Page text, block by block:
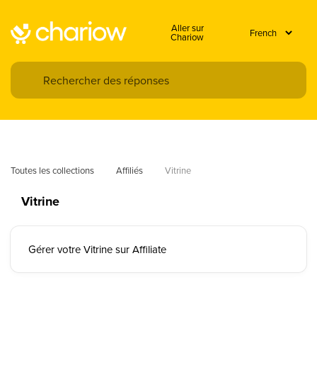
Aller sur
Chariow
Toutes les collections Affiliés Vitrine
Vitrine
Gérer votre Vitrine sur Affiliate